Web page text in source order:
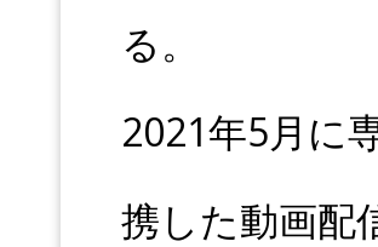
る。
2021年5月に
携した動画配